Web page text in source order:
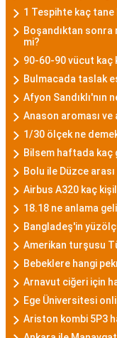
1 Tespihte kaç
Boşandıktan
mi?
90-60-90 vücut kaç
Bulmacada taslak
Afyon Sandıklı'nın
Anason aroması ve
1/30 ölçek ne
Bilsem haftada kaç
Bolu ile Düzce
Airbus A320 kaç
18.18 ne anlama
Bangladeş'in
Amerikan turşusu
Bebeklere hangi
Arnavut ciğeri için
Ege Üniversitesi
Ariston kombi 5P3